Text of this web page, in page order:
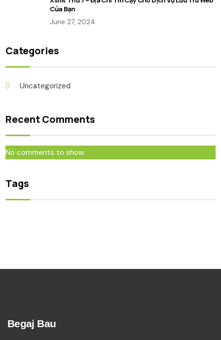
Của Bạn
June 27, 2024
Categories
Uncategorized
Recent Comments
No comments to show.
Tags
Begaj Bau